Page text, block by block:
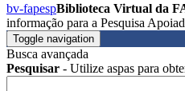
bv-fapespBiblioteca Virtual da
informação para a Pesquisa
Toggle navigation
Busca avançada
Pesquisar - Utilize aspas para